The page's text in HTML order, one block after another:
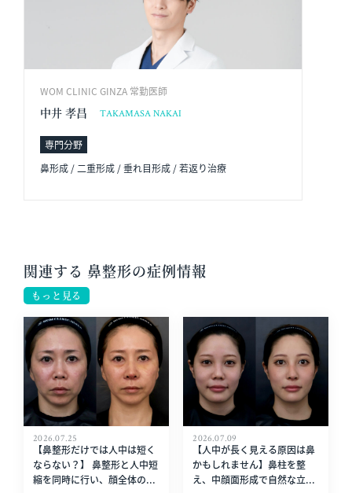
WOM CLINIC GINZA 常勤医師
中井 孝昌 TAKAMASA NAKAI
専門分野
鼻形成 / 二重形成 / 垂れ目形成 / 若返り治療
関連する 鼻整形の症例情報
もっと見る
2026.07.25
【鼻整形だけでは人中は短く
ならない？】 鼻整形と人中短
縮を同時に行い、顔全体の...
2026.07.09
【人中が長く見える原因は鼻
かもしれません】鼻柱を整
え、中顔面形成で自然な立...